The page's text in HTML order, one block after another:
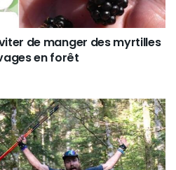
de manger des myrtilles
en forêt